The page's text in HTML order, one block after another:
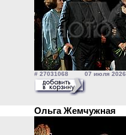
# 27031068 07 июля 2026
Ольга Жемчужная